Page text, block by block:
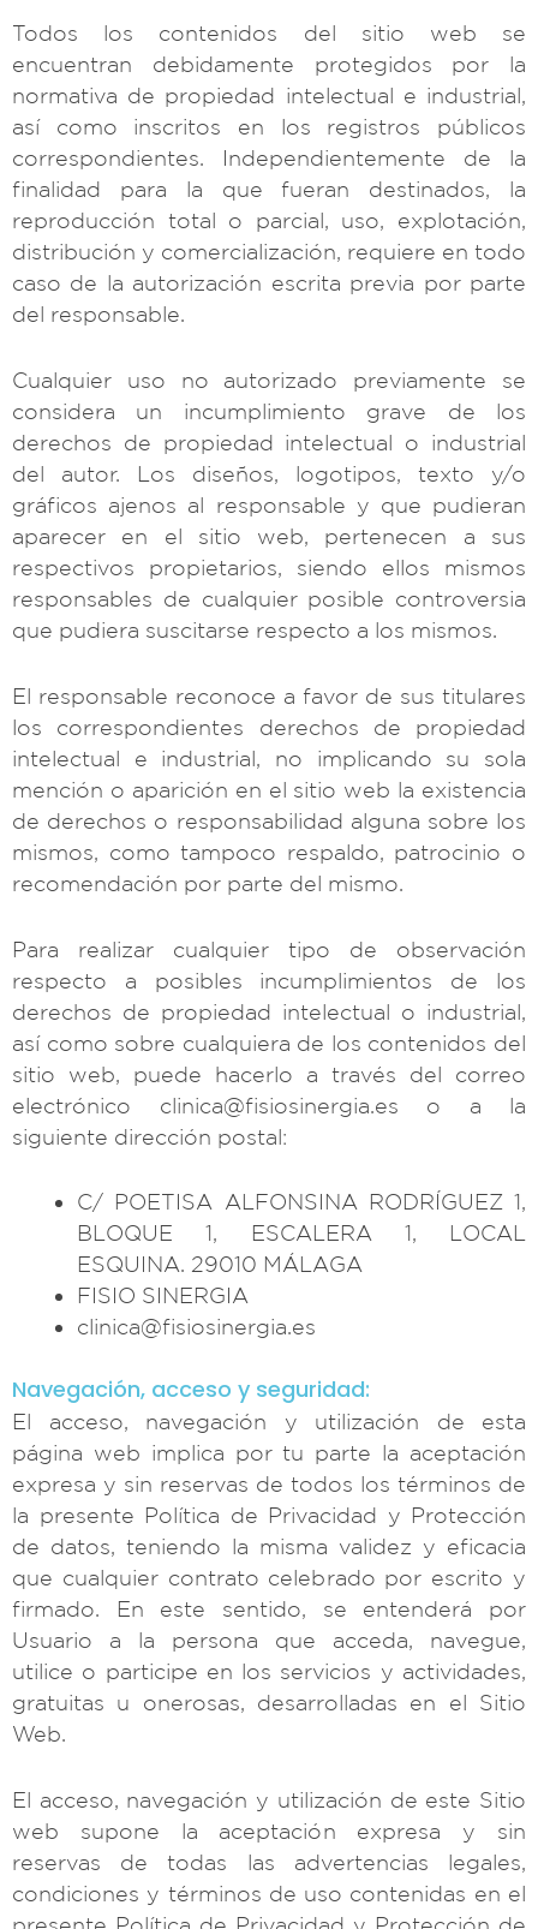
Todos los contenidos del sitio web se
encuentran debidamente protegidos por la
normativa de propiedad intelectual e industrial,
así como inscritos en los registros públicos
correspondientes. Independientemente de la
finalidad para la que fueran destinados, la
reproducción total o parcial, uso, explotación,
distribución y comercialización, requiere en todo
caso de la autorización escrita previa por parte
del responsable.
Cualquier uso no autorizado previamente se
considera un incumplimiento grave de los
derechos de propiedad intelectual o industrial
del autor. Los diseños, logotipos, texto y/o
gráficos ajenos al responsable y que pudieran
aparecer en el sitio web, pertenecen a sus
respectivos propietarios, siendo ellos mismos
responsables de cualquier posible controversia
que pudiera suscitarse respecto a los mismos.
El responsable reconoce a favor de sus titulares
los correspondientes derechos de propiedad
intelectual e industrial, no implicando su sola
mención o aparición en el sitio web la existencia
de derechos o responsabilidad alguna sobre los
mismos, como tampoco respaldo, patrocinio o
recomendación por parte del mismo.
Para realizar cualquier tipo de observación
respecto a posibles incumplimientos de los
derechos de propiedad intelectual o industrial,
así como sobre cualquiera de los contenidos del
sitio web, puede hacerlo a través del correo
electrónico clinica@fisiosinergia.es o a la
siguiente dirección postal:
C/ POETISA ALFONSINA RODRÍGUEZ 1,
BLOQUE 1, ESCALERA 1, LOCAL
ESQUINA. 29010 MÁLAGA
FISIO SINERGIA
clinica@fisiosinergia.es
Navegación, acceso y seguridad:
El acceso, navegación y utilización de esta
página web implica por tu parte la aceptación
expresa y sin reservas de todos los términos de
la presente Política de Privacidad y Protección
de datos, teniendo la misma validez y eficacia
que cualquier contrato celebrado por escrito y
firmado. En este sentido, se entenderá por
Usuario a la persona que acceda, navegue,
utilice o participe en los servicios y actividades,
gratuitas u onerosas, desarrolladas en el Sitio
Web.
El acceso, navegación y utilización de este Sitio
web supone la aceptación expresa y sin
reservas de todas las advertencias legales,
condiciones y términos de uso contenidas en el